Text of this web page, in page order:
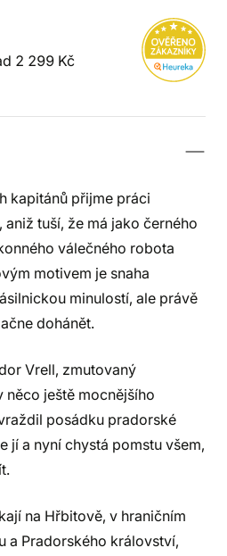
2 299 Kč
kapitánů přijme práci
tuší, že má jako černého
válečného robota
motivem je snaha
minulostí, ale právě
dohánět.
Vrell, zmutovaný
ještě mocnějšího
posádku pradorské
jí a nyní chystá pomstu všem,
na Hřbitově, v hraničním
a Pradorského království,